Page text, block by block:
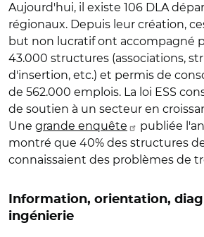
Aujourd'hui, il existe 106 DLA
régionaux. Depuis leur création,
but non lucratif ont accompagné
43.000 structures (associations,
d'insertion, etc.) et permis de
de 562.000 emplois. La loi ESS
de soutien à un secteur en
Une grande enquête
publiée
montré que 40% des structures de
connaissaient des problèmes de
Information, orientation,
ingénierie